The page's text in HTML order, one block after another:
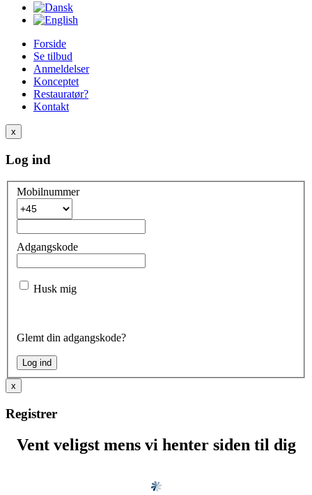
Forside
Se tilbud
Anmeldelser
Konceptet
Restauratør?
Kontakt
x
Log ind
Mobilnummer
Adgangskode
Husk mig
Glemt din adgangskode?
x
Registrer
Vent veligst mens vi henter siden til dig